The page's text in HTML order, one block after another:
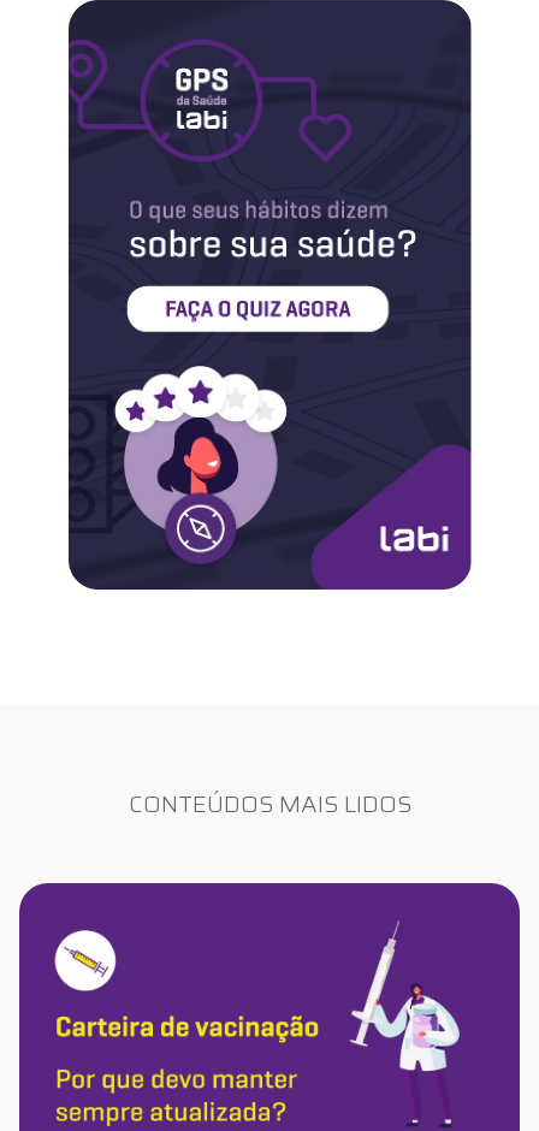
Maternidade
Novidades do Labi
Saúde da Mulher
Saúde do Homem
Sobre o Labi
Conheça o Labi
CONTEÚDOS MAIS LIDOS